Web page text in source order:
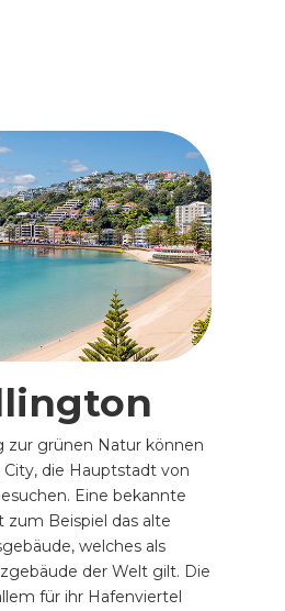
zur grünen Natur können
die Hauptstadt von
Eine bekannte
zum Beispiel das alte
welches als
der Welt gilt. Die
für ihr Hafenviertel